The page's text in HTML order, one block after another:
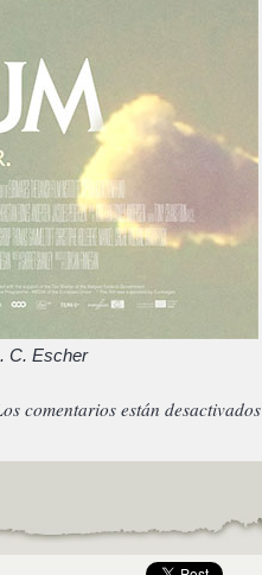
C. Escher
comentarios están desactivados